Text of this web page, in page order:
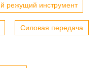
режущий инструмент
Силовая передача